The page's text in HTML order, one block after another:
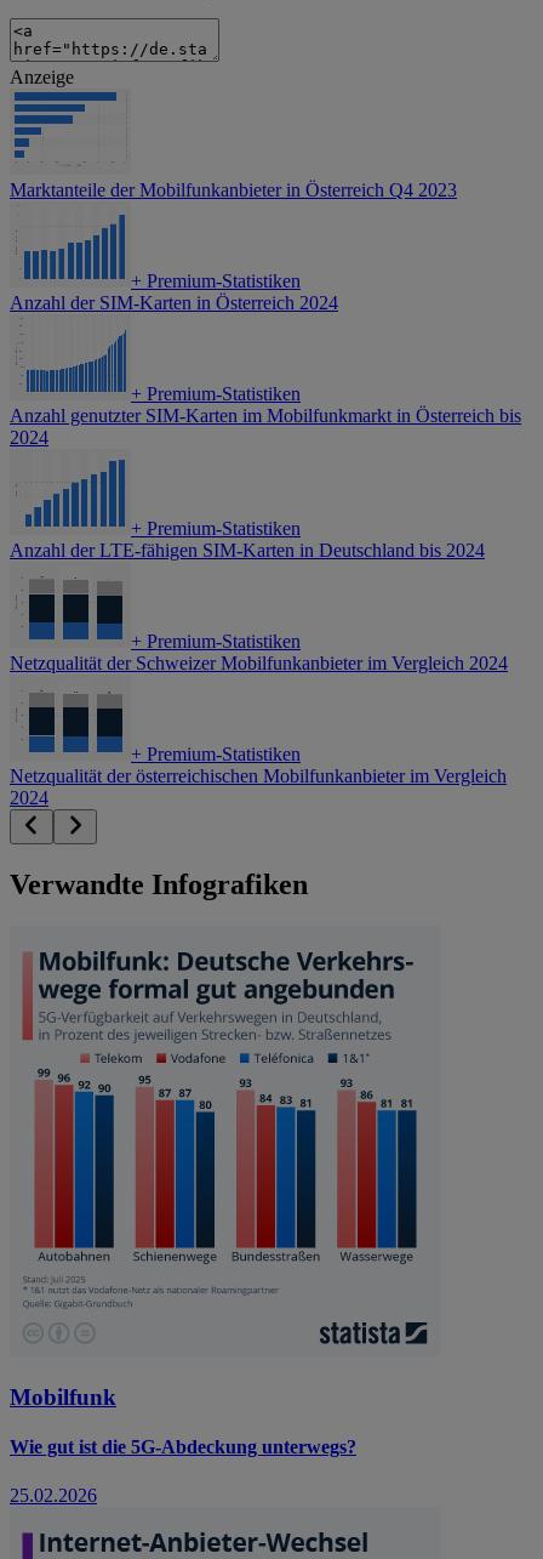
Anzeige
Marktanteile der Mobilfunkanbieter in Österreich Q4 2023
+ Premium-Statistiken
Anzahl der SIM-Karten in Österreich 2024
+ Premium-Statistiken
Anzahl genutzter SIM-Karten im Mobilfunkmarkt in Österreich bis
2024
+ Premium-Statistiken
Anzahl der LTE-fähigen SIM-Karten in Deutschland bis 2024
+ Premium-Statistiken
Netzqualität der Schweizer Mobilfunkanbieter im Vergleich 2024
+ Premium-Statistiken
Netzqualität der österreichischen Mobilfunkanbieter im Vergleich
2024
Verwandte Infografiken
Mobilfunk
Wie gut ist die 5G-Abdeckung unterwegs?
25.02.2026